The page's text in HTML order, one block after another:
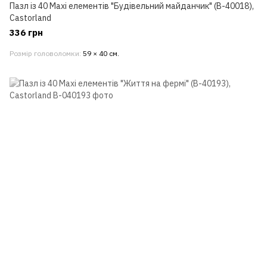
Пазл із 40 Maxi елементів "Будівельний майданчик" (B-40018),
Castorland
336 грн
Розмір головоломки 59 × 40 см.